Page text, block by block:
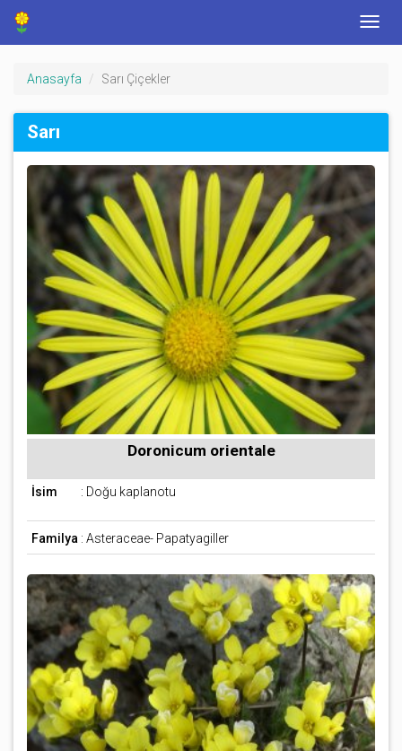
Anasayfa Sarı Çiçekler
Sarı
Doronicum orientale
İsim : Doğu kaplanotu
Familya : Asteraceae- Papatyagiller